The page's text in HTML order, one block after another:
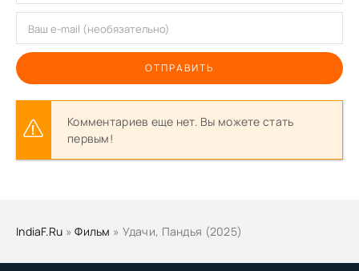
ОТПРАВИТЬ
Комментариев еще нет. Вы можете стать
первым!
IndiaF.Ru »Фильм » Удачи, Пандья (2025)